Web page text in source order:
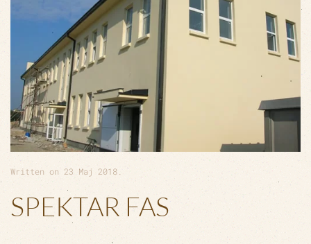
Written on 23 Maj 2018
SPEKTAR FAS